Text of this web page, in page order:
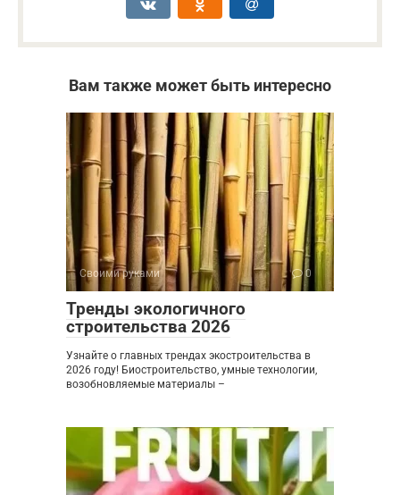
Вам также может быть интересно
Своими руками 0
Тренды экологичного
строительства 2026
Узнайте о главных трендах экостроительства в
2026 году! Биостроительство, умные технологии,
возобновляемые материалы –